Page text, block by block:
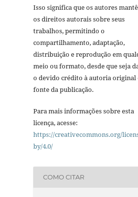
Isso significa que os autores
os direitos autorais sobre seus
trabalhos, permitindo o
compartilhamento, adaptação,
distribuição e reprodução em
meio ou formato, desde que seja
o devido crédito à autoria original
fonte da publicação.
Para mais informações sobre esta
licença, acesse:
https://creativecommons.org/
by/4.0/
COMO CITAR